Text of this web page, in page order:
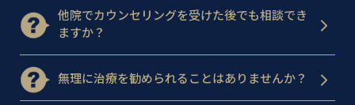
他院でカウンセリングを受けた後でも相談でき
ますか？
無理に治療を勧められることはありませんか？